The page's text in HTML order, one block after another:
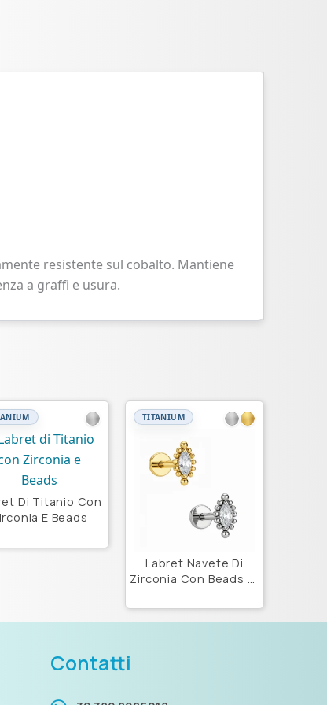
resistente sul cobalto. Mantiene
a graffi e usura.
Di Titanio Con
E Beads
TITANIUM
Labret Navete Di
Zirconia Con Beads Di
Contatti